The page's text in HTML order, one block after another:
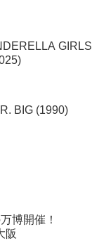
GIRLS
BIG (1990)
博開催！
阪